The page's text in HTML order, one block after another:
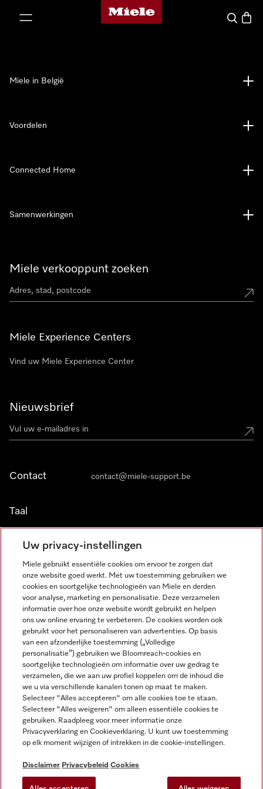
Miele homepage
Wat zoek
Miele verkooppunt zoeken
Miele Experience Centers
Vind uw Miele Experience Center
Nieuwsbrief
Contact contact@miele-support.be
Taal
NEDERLANDS
Miele in België
Voordelen
Connected Home
Samenwerkingen
Wettelijke Informatie
Algemene voorwaarden
Privacybeleid
Gebruiksvoorwaarden
Toegankelijkheidsverklaring
Digital Services Act
Miele op Facebook
Miele op Youtube
Miele op Instagram
Miele op Pinterest
Uw privacy-instellingen
Miele gebruikt essentiële cookies om ervoor te zorgen dat
onze website goed werkt. Met uw toestemming gebruiken we
cookies en soortgelijke technologieën van Miele en derden
voor analyse, marketing en personalisatie. Deze verzamelen
informatie over hoe onze website wordt gebruikt en helpen
ons uw online ervaring te verbeteren. De cookies worden ook
gebruikt voor het personaliseren van advertenties. Op basis
van een afzonderlijke toestemming („Volledige
personalisatie”) gebruiken we Bloomreach-cookies en
soortgelijke technologieën om informatie over uw gedrag te
verzamelen, die we aan uw profiel koppelen om de inhoud die
we u via verschillende kanalen tonen op maat te maken.
Selecteer "Alles accepteren" om alle cookies toe te staan.
Selecteer "Alles weigeren" om alleen essentiële cookies te
gebruiken. Raadpleeg voor meer informatie onze
Privacyverklaring en Cookieverklaring. U kunt uw toestemming
op elk moment wijzigen of intrekken in de cookie-instellingen.
Disclaimer Privacybeleid Cookies